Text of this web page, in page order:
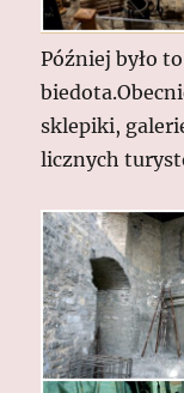
Później było
sklepiki,
licznych